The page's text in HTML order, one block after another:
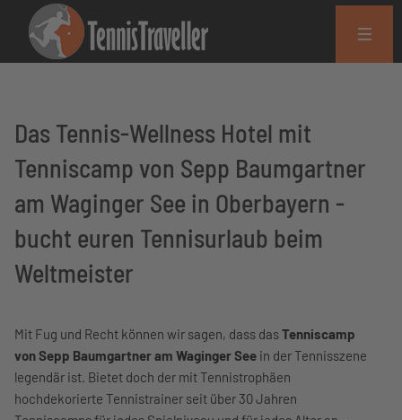
Das Tennis-Wellness Hotel mit
Tenniscamp von Sepp Baumgartner
am Waginger See in Oberbayern -
bucht euren Tennisurlaub beim
Weltmeister
Mit Fug und Recht können wir sagen, dass dasTenniscamp
von Sepp Baumgartner am Waginger See in der Tennisszene
legendär ist. Bietet doch der mit Tennistrophäen
hochdekorierte Tennistrainer seit über 30 Jahren